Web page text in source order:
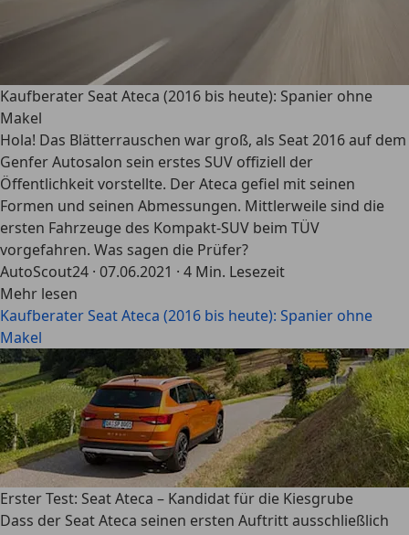
Kaufberater Seat Ateca (2016 bis heute): Spanier ohne
Makel
Hola! Das Blätterrauschen war groß, als Seat 2016 auf dem
Genfer Autosalon sein erstes SUV offiziell der
Öffentlichkeit vorstellte. Der Ateca gefiel mit seinen
Formen und seinen Abmessungen. Mittlerweile sind die
ersten Fahrzeuge des Kompakt-SUV beim TÜV
vorgefahren. Was sagen die Prüfer?
AutoScout24 · 07.06.2021 · 4 Min. Lesezeit
Mehr lesen
Kaufberater Seat Ateca (2016 bis heute): Spanier ohne
Makel
Erster Test: Seat Ateca – Kandidat für die Kiesgrube
Dass der Seat Ateca seinen ersten Auftritt ausschließlich